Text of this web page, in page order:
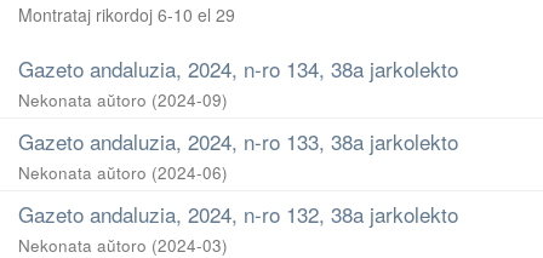
Montrataj rikordoj 6-10 el 29
Gazeto andaluzia, 2024, n-ro 134, 38a jarkolekto
Nekonata aŭtoro (2024-09)
Gazeto andaluzia, 2024, n-ro 133, 38a jarkolekto
Nekonata aŭtoro (2024-06)
Gazeto andaluzia, 2024, n-ro 132, 38a jarkolekto
Nekonata aŭtoro (2024-03)